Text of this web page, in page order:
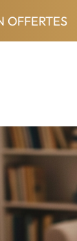
OFFERTES